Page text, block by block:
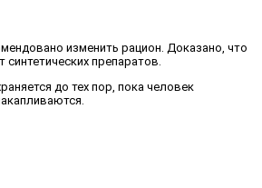
изменить рацион. Доказано, что
препаратов.
до тех пор, пока человек